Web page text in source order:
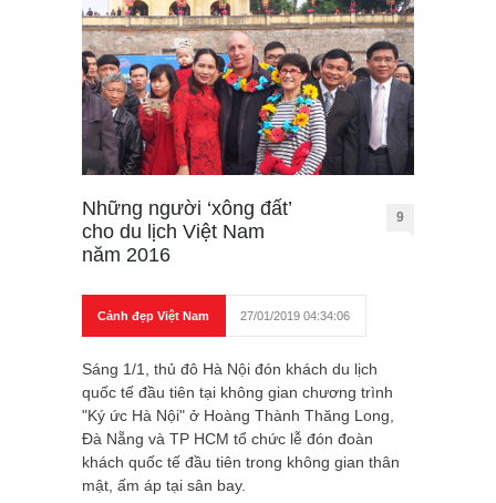
Những người ‘xông đất’
cho du lịch Việt Nam
năm 2016
9
Cảnh đẹp Việt Nam 27/01/2019 04:34:06
Sáng 1/1, thủ đô Hà Nội đón khách du lịch
quốc tế đầu tiên tại không gian chương trình
"Ký ức Hà Nội" ở Hoàng Thành Thăng Long,
Đà Nẵng và TP HCM tổ chức lễ đón đoàn
khách quốc tế đầu tiên trong không gian thân
mật, ấm áp tại sân bay.